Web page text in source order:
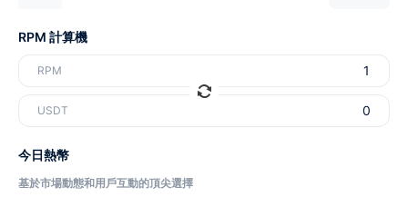
RPM 計算機
RPM
USDT
今日熱幣
基於市場動態和用戶互動的頂尖選擇